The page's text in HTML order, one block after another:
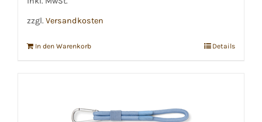
zzgl. Versandkosten
In den Warenkorb Details